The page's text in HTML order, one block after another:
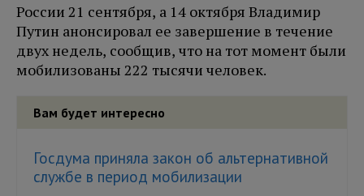
России 21 сентября, а 14 октября Владимир
Путин анонсировал ее завершение в течение
двух недель, сообщив, что на тот момент были
мобилизованы 222 тысячи человек.
Вам будет интересно
Госдума приняла закон об альтернативной
службе в период мобилизации